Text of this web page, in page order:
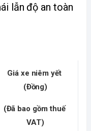
lẫn độ an toàn
Giá xe niêm yết
(Đồng)
(Đã bao gồm thuế
VAT)